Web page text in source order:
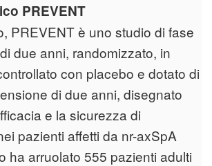
PREVENT
PREVENT è uno studio di fase
due anni, randomizzato, in
con placebo e dotato di
di due anni, disegnato
e la sicurezza di
pazienti affetti da nr-axSpA
ha arruolato 555 pazienti adulti